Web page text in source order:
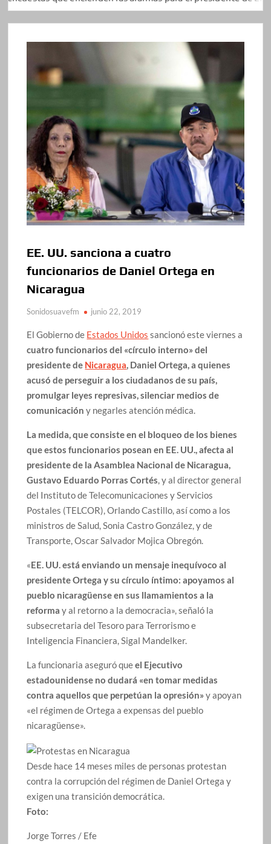
EE. UU. sanciona a cuatro
funcionarios de Daniel Ortega en
Nicaragua
Sonidosuavefm junio 22, 2019
El Gobierno de Estados Unidos sancionó este viernes a
cuatro funcionarios del «círculo interno» del
presidente de Nicaragua, Daniel Ortega, a quienes
acusó de perseguir a los ciudadanos de su país,
promulgar leyes represivas, silenciar medios de
comunicación y negarles atención médica.
La medida, que consiste en el bloqueo de los bienes
que estos funcionarios posean en EE. UU., afecta al
presidente de la Asamblea Nacional de Nicaragua,
Gustavo Eduardo Porras Cortés, y al director general
del Instituto de Telecomunicaciones y Servicios
Postales (TELCOR), Orlando Castillo, así como a los
ministros de Salud, Sonia Castro González, y de
Transporte, Oscar Salvador Mojica Obregón.
«EE. UU. está enviando un mensaje inequívoco al
presidente Ortega y su círculo íntimo: apoyamos al
pueblo nicaragüense en sus llamamientos a la
reforma y al retorno a la democracia», señaló la
subsecretaria del Tesoro para Terrorismo e
Inteligencia Financiera, Sigal Mandelker.
La funcionaria aseguró queel Ejecutivo
estadounidense no dudará «en tomar medidas
contra aquellos que perpetúan la opresión»y apoyan
«el régimen de Ortega a expensas del pueblo
nicaragüense».
Desde hace 14 meses miles de personas protestan
contra la corrupción del régimen de Daniel Ortega y
exigen una transición democrática.
Foto:
Jorge Torres / Efe